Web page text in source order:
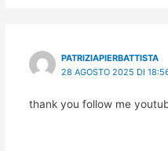
PATRIZIAPIERBATTISTA
28 AGOSTO 2025 DI
thank you follow me